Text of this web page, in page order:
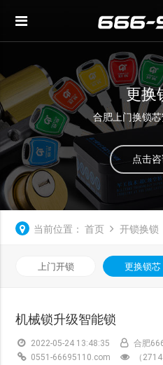
更换
合肥上门换锁
点击
当前位置： 首页 开锁换锁
上门开锁 更换锁芯
机械锁升级智能锁
2022-05-24 13:48:35
合肥
0551-66695110.com
（2714